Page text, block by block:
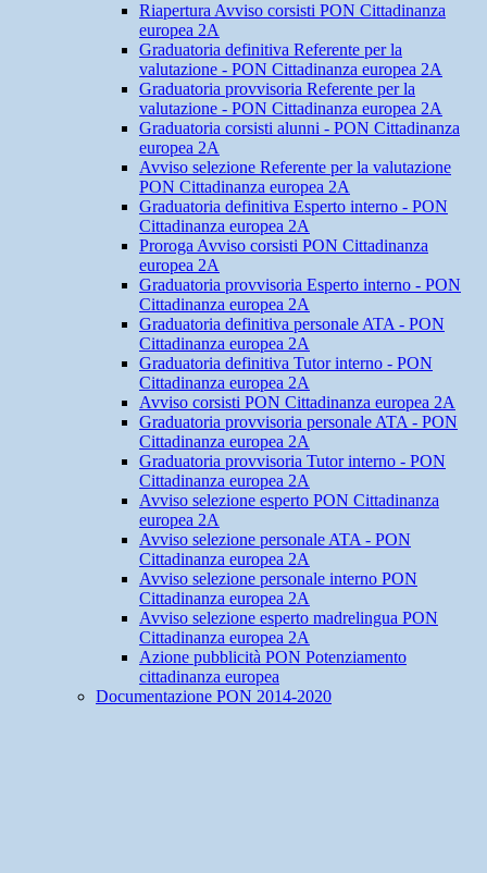
Riapertura Avviso corsisti PON Cittadinanza
europea 2A
Graduatoria definitiva Referente per la
valutazione - PON Cittadinanza europea 2A
Graduatoria provvisoria Referente per la
valutazione - PON Cittadinanza europea 2A
Graduatoria corsisti alunni - PON Cittadinanza
europea 2A
Avviso selezione Referente per la valutazione
PON Cittadinanza europea 2A
Graduatoria definitiva Esperto interno - PON
Cittadinanza europea 2A
Proroga Avviso corsisti PON Cittadinanza
europea 2A
Graduatoria provvisoria Esperto interno - PON
Cittadinanza europea 2A
Graduatoria definitiva personale ATA - PON
Cittadinanza europea 2A
Graduatoria definitiva Tutor interno - PON
Cittadinanza europea 2A
Avviso corsisti PON Cittadinanza europea 2A
Graduatoria provvisoria personale ATA - PON
Cittadinanza europea 2A
Graduatoria provvisoria Tutor interno - PON
Cittadinanza europea 2A
Avviso selezione esperto PON Cittadinanza
europea 2A
Avviso selezione personale ATA - PON
Cittadinanza europea 2A
Avviso selezione personale interno PON
Cittadinanza europea 2A
Avviso selezione esperto madrelingua PON
Cittadinanza europea 2A
Azione pubblicità PON Potenziamento
cittadinanza europea
Documentazione PON 2014-2020